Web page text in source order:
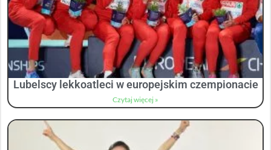
Lubelscy lekkoatleci w europejskim czempionacie
Czytaj więcej »